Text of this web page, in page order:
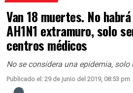
Van 18 muertes. No
AH1N1 extramuro, solo
centros médicos
No se considera una epidemia, solo
Publicado el: 29 de junio del 2019, 08:53 pm